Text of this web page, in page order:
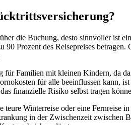
die Buchung, desto sinnvoller ist
90 Prozent des Reisepreises
für Familien mit kleinen Kindern, da
für alle beeinflussen
finanzielle Risiko selbst tragen
teure Winterreise oder eine Fernreise
in der Zwischenzeit zwischen